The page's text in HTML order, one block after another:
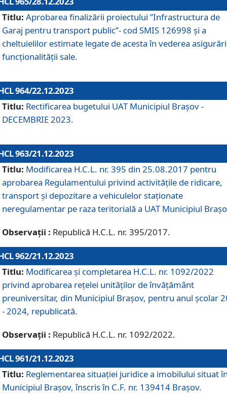
Titlu: Aprobarea finalizării proiectului ”Infrastructura de
Garaj pentru transport public”- cod SMIS 126998 și a
cheltuielilor estimate legate de acesta în vederea
funcționalității sale.
964/22.12.2023
Titlu: Rectificarea bugetului UAT Municipiul Braşov -
DECEMBRIE 2023.
963/21.12.2023
Titlu: Modificarea H.C.L. nr. 395 din 25.08.2017 pentru
aprobarea Regulamentului privind activitățile de ridicare,
transport şi depozitare a vehiculelor staționate
neregulamentar pe raza teritorială a UAT Municipiul
Observații : Republică H.C.L. nr. 395/2017.
962/21.12.2023
Titlu: Modificarea și completarea H.C.L. nr. 1092/2022
privind aprobarea rețelei unităților de învăţământ
preuniversitar, din Municipiul Braşov, pentru anul școlar
- 2024, republicată.
Observații : Republică H.C.L. nr. 1092/2022.
961/21.12.2023
Titlu: Reglementarea situației juridice a imobilului situat
Municipiul Brașov, înscris în C.F. nr. 139414 Brașov.